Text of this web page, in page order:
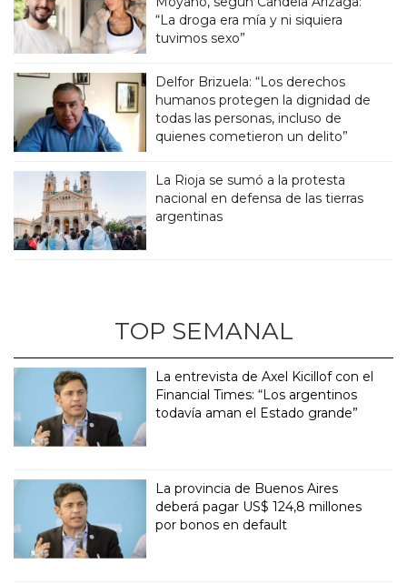
“La droga era mía y ni siquiera
tuvimos sexo”
Delfor Brizuela: “Los derechos
humanos protegen la dignidad de
todas las personas, incluso de
quienes cometieron un delito”
La Rioja se sumó a la protesta
nacional en defensa de las tierras
argentinas
TOP SEMANAL
La entrevista de Axel Kicillof con el
Financial Times: “Los argentinos
todavía aman el Estado grande”
La provincia de Buenos Aires
deberá pagar US$ 124,8 millones
por bonos en default